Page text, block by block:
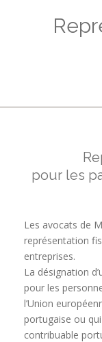
pour les
Les avocats de
représentation
entreprises.
La désignation
pour les
l’Union
portugaise ou
contribuable